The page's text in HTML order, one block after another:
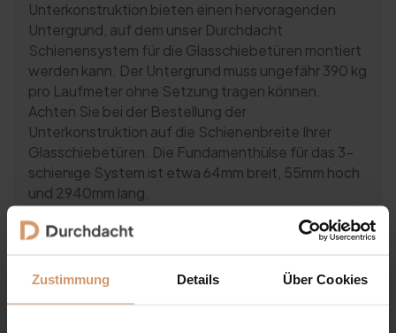
Zustimmung Details Über Cookies
Unterkonstruktion bieten einen hervoragenden
Untergrund, auf dem unser Durchdacht
Schienensystem für die Glasschiebetüren montiert
werden kann. Der Untergrund muss ungefähr 390 kg
pro Laufmeter ohne Setzung tragen können.
Achten Sie bei der Bestellung der
Unterkonstruktion auf die Schienenbreite Ihrer
Glasschiebetüren. Die Fundamenthülse für das 3-
schienige System ist etwa 64mm breit, 55mm hoch
und 2940mm lang.